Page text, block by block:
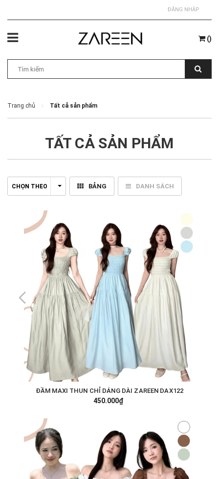
ĐĂNG NHẬP
()
Trang chủ Tất cả sản phẩm
TẤT CẢ SẢN PHẨM
CHỌN THEO BẢNG DANH SÁCH
ĐẦM MAXI THUN CHỈ DÁNG DÀI ZAREEN DAX122
450.000₫